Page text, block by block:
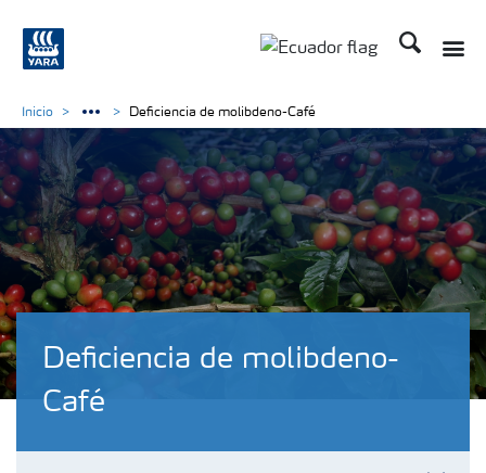
Buscar
Deficiencia de molibdeno-
Café
Inicio Deficiencia de molibdeno-Café